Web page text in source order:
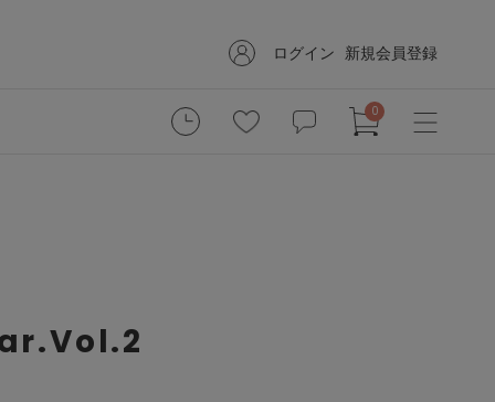
ログイン 新規会員登録
0